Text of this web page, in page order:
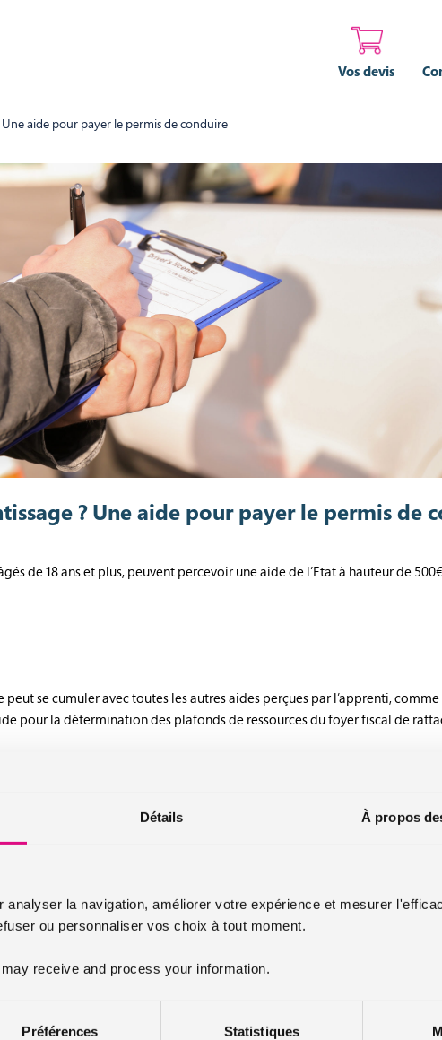
Détails À propos
la navigation, améliorer votre expérience et mesurer
ou personnaliser vos choix à tout moment.
receive and process your information.
Préférences Statistiques
Vos devis
Une aide pour payer le permis de conduire
? Une aide pour payer le permis de
de 18 ans et plus, peuvent percevoir une aide de l’Etat à hauteur de
peut se cumuler avec toutes les autres aides perçues par l’apprenti,
pour la détermination des plafonds de ressources du foyer fiscal de
permis de conduire ?
18 ans
d’apprentissage en cours d’exécution
des épreuves du permis de conduire autorisant la conduite des